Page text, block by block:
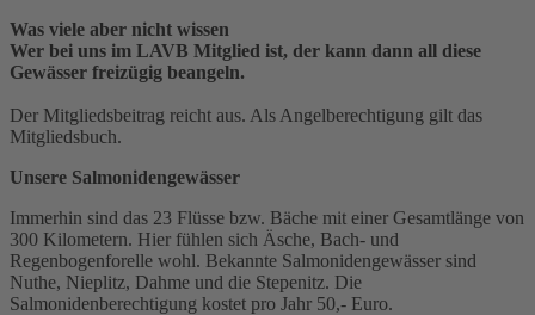
Was viele aber nicht wissen
Wer bei uns im LAVB Mitglied ist, der kann dann all diese
Gewässer freizügig beangeln.
Der Mitgliedsbeitrag reicht aus. Als Angelberechtigung gilt das
Mitgliedsbuch.
Unsere Salmonidengewässer
Immerhin sind das 23 Flüsse bzw. Bäche mit einer Gesamtlänge von
300 Kilometern. Hier fühlen sich Äsche, Bach- und
Regenbogenforelle wohl. Bekannte Salmonidengewässer sind
Nuthe, Nieplitz, Dahme und die Stepenitz. Die
Salmonidenberechtigung kostet pro Jahr 50,- Euro.